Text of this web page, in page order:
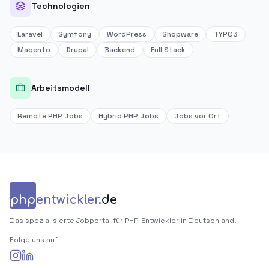
Technologien
Laravel Symfony WordPress Shopware
TYPO3
Magento
Drupal Backend Full Stack
Arbeitsmodell
Remote PHP Jobs Hybrid PHP Jobs Jobs vor Ort
phpentwickler.de
Das spezialisierte Jobportal für PHP-Entwickler in Deutschland.
Folge uns auf